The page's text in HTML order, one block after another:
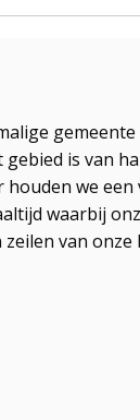
is van
we
waarbij
van